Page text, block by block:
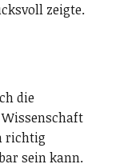
zeigte.
die
richtig
sein kann.